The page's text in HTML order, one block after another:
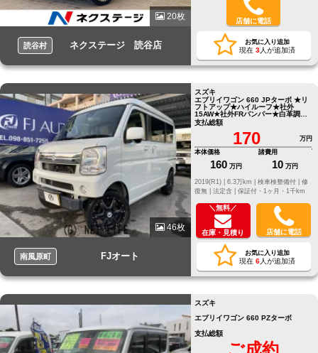
20枚
読谷村 ネクステージ 読谷店
店舗に電話
お気に入り追加
現在 3人が追加済
46枚
南風原町 FJオート
スズキ
エブリイワゴン 660 JPターボ ★リ
フトアップ★ハイルーフ★社外
15AW★社外FRバンパー★白革調シ
ートカバー★フロントガードバー
支払総額
170
万円
本体価格
160 万円
諸費用
10 万円
修
復無 | 法定含 | 保証付・1ヶ月・1千km
＼無料／
在庫・見積り 店舗に電話
お気に入り追加
現在 6人が追加済
スズキ
エブリイワゴン 660 PZターボ
支払総額
ご成約